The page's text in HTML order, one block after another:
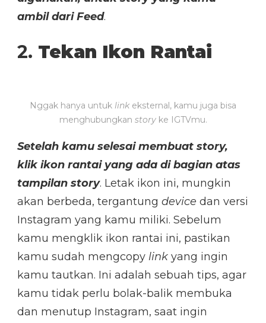
ambil dari Feed.
2. Tekan Ikon Rantai
Nggak hanya untuk link eksternal, kamu juga bisa
menghubungkan story ke IGTVmu.
Setelah kamu selesai membuat story,
klik ikon rantai yang ada di bagian atas
tampilan story. Letak ikon ini, mungkin
akan berbeda, tergantung device dan versi
Instagram yang kamu miliki. Sebelum
kamu mengklik ikon rantai ini, pastikan
kamu sudah mengcopy link yang ingin
kamu tautkan. Ini adalah sebuah tips, agar
kamu tidak perlu bolak-balik membuka
dan menutup Instagram, saat ingin